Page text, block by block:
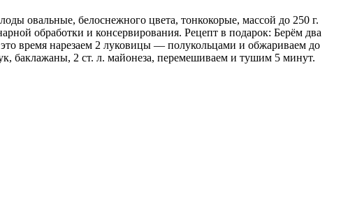
овальные, белоснежного цвета, тонкокорые, массой до 250 г.
обработки и консервирования. Рецепт в подарок: Берём два
время нарезаем 2 луковицы — полукольцами и обжариваем до
баклажаны, 2 ст. л. майонеза, перемешиваем и тушим 5 минут.